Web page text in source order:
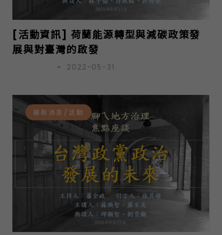
[活動資訊] 荷蘭能源轉型與減碳政策發
展與對臺灣的啟發
- 2022-05-31
最新消息/活動